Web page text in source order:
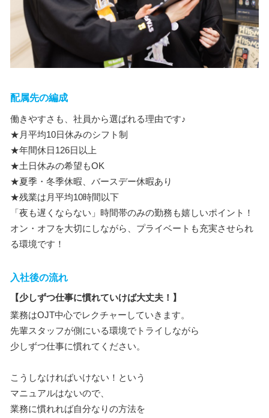
配属先の編成
働きやすさも、社員から選ばれる理由です♪
★月平均10日休みのシフト制
★年間休日126日以上
★土日休みの希望もOK
★夏季・冬季休暇、バースデー休暇あり
★残業は月平均10時間以下
「夜も遅くならない」時間帯のみの勤務も嬉しいポイント！
オン・オフを大切にしながら、プライベートも充実させられ
る環境です！
入社後の流れ
【少しずつ仕事に慣れていけば大丈夫！】
業務はOJT中心でレクチャーしていきます。
先輩スタッフが側にいる環境でトライしながら
少しずつ仕事に慣れてください。
こうしなければいけない！という
マニュアルはないので、
業務に慣れれば自分なりの方法を